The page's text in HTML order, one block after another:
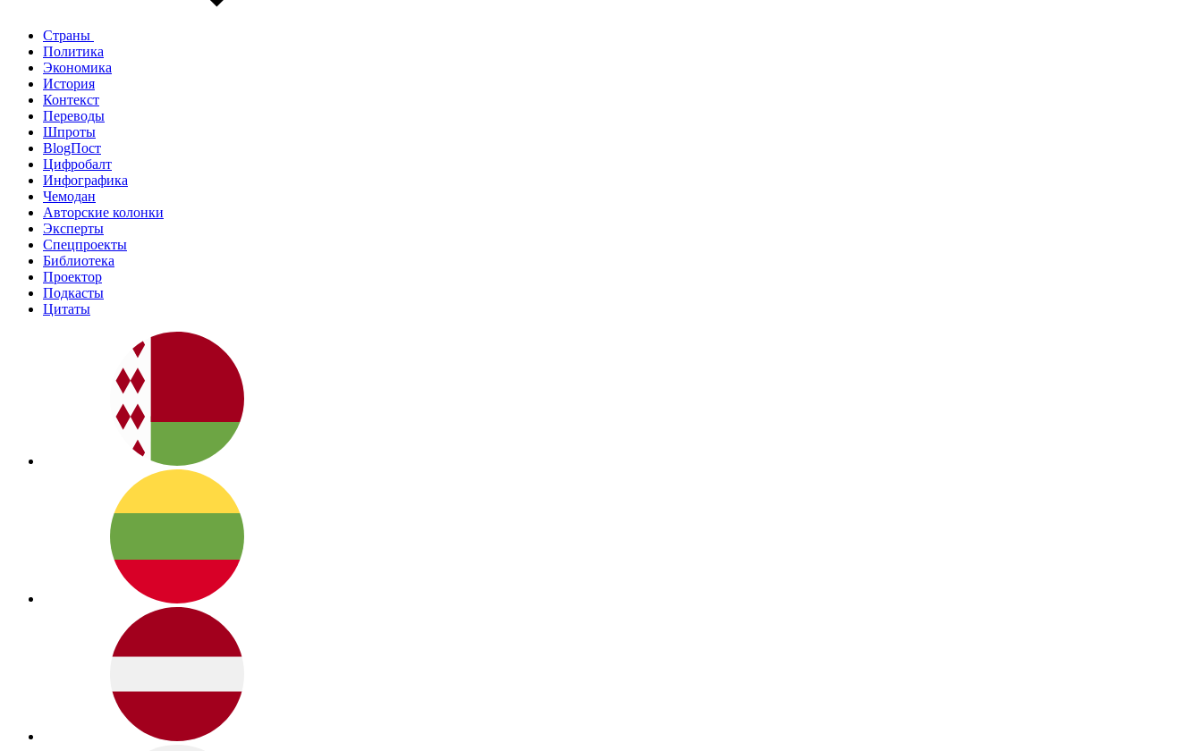
Страны
Политика
Экономика
История
Контекст
Переводы
Шпроты
BlogПост
Цифробалт
Инфографика
Чемодан
Авторские колонки
Эксперты
Спецпроекты
Библиотека
Проектор
Подкасты
Цитаты